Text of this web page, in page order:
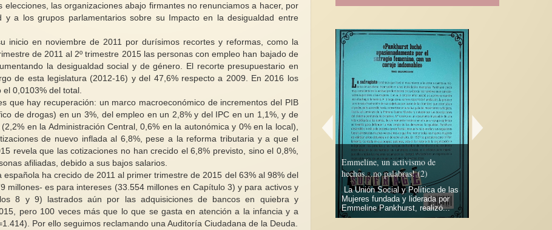
las organizaciones abajo firmantes no renunciamos a hacer, por
y a los grupos parlamentarios sobre su Impacto en la desigualdad entre
inicio en noviembre de 2011 por durísimos recortes y reformas, como la
de 2011 al 2º trimestre 2015 las personas con empleo han bajado de
la desigualdad social y de género. El recorte presupuestario en
de esta legislatura (2012-16) y del 47,6% respecto a 2009. En 2016 los
0,0103% del total.
que hay recuperación: un marco macroeconómico de incrementos del PIB
de drogas) en un 3%, del empleo en un 2,8% y del IPC en un 1,1%, y de
en la Administración Central, 0,6% en la autonómica y 0% en la local),
de nuevo inflada al 6,8%, pese a la reforma tributaria y a que el
revela que las cotizaciones no han crecido el 6,8% previsto, sino el 0,8%,
afiliadas, debido a sus bajos salarios.
ha crecido de 2011 al primer trimestre de 2015 del 63% al 98% del
millones- es para intereses (33.554 millones en Capítulo 3) y para activos y
8 y 9) lastrados aún por las adquisiciones de bancos en quiebra y
pero 100 veces más que lo que se gasta en atención a la infancia y a
Por ello seguimos reclamando una Auditoría Ciudadana de la Deuda.
Situación de la mujer en el
mercado laboral
Las mujeres siguen estando
infrarrepresentadas en el mercado
laboral. En 2021, el 67,7 % de...
“Un sólo ojo es suficiente para
ver”: así de grave la situación de
mujeres y niñas en Afganistán
La situación de vida de las
mujeres y niñas en Afganistán tras
el regreso de los talibanes en...
Emmeline, un activismo de
hechos…no palabras! (2)
La Unión Social y Política de las
Mujeres fundada y liderada por
Emmeline Pankhurst, realizó...